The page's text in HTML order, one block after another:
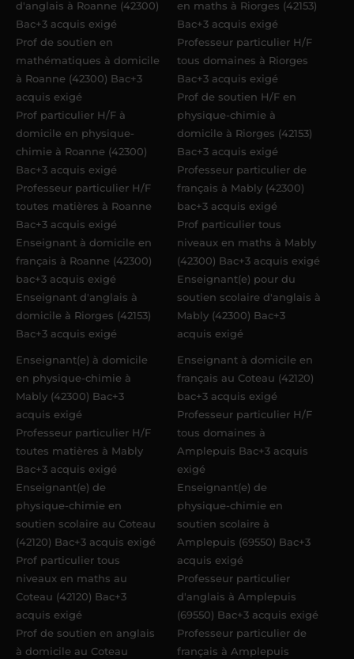
d'anglais à Roanne (42300)
Bac+3 acquis exigé
Prof de soutien en
mathématiques à domicile
à Roanne (42300) Bac+3
acquis exigé
Prof particulier H/F à
domicile en physique-
chimie à Roanne (42300)
Bac+3 acquis exigé
Professeur particulier H/F
toutes matières à Roanne
Bac+3 acquis exigé
Enseignant à domicile en
français à Roanne (42300)
bac+3 acquis exigé
Enseignant d'anglais à
domicile à Riorges (42153)
Bac+3 acquis exigé
en maths à Riorges (42153)
Bac+3 acquis exigé
Professeur particulier H/F
tous domaines à Riorges
Bac+3 acquis exigé
Prof de soutien H/F en
physique-chimie à
domicile à Riorges (42153)
Bac+3 acquis exigé
Professeur particulier de
français à Mably (42300)
bac+3 acquis exigé
Prof particulier tous
niveaux en maths à Mably
(42300) Bac+3 acquis exigé
Enseignant(e) pour du
soutien scolaire d'anglais à
Mably (42300) Bac+3
acquis exigé
Enseignant(e) à domicile
en physique-chimie à
Mably (42300) Bac+3
acquis exigé
Professeur particulier H/F
toutes matières à Mably
Bac+3 acquis exigé
Enseignant(e) de
physique-chimie en
soutien scolaire au Coteau
(42120) Bac+3 acquis exigé
Prof particulier tous
niveaux en maths au
Coteau (42120) Bac+3
acquis exigé
Prof de soutien en anglais
à domicile au Coteau
Enseignant à domicile en
français au Coteau (42120)
bac+3 acquis exigé
Professeur particulier H/F
tous domaines à
Amplepuis Bac+3 acquis
exigé
Enseignant(e) de
physique-chimie en
soutien scolaire à
Amplepuis (69550) Bac+3
acquis exigé
Professeur particulier
d'anglais à Amplepuis
(69550) Bac+3 acquis exigé
Professeur particulier de
français à Amplepuis